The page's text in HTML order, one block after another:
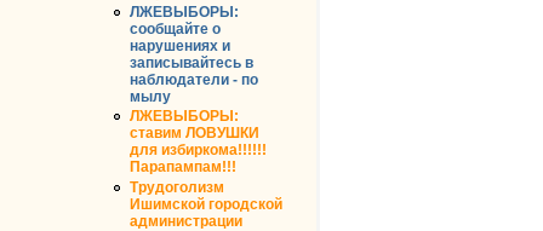
ЛЖЕВЫБОРЫ:
сообщайте о
нарушениях и
записывайтесь в
наблюдатели - по
мылу
ЛЖЕВЫБОРЫ:
ставим ЛОВУШКИ
для избиркома!!!!!!
Парапампам!!!
Трудоголизм
Ишимской городской
администрации